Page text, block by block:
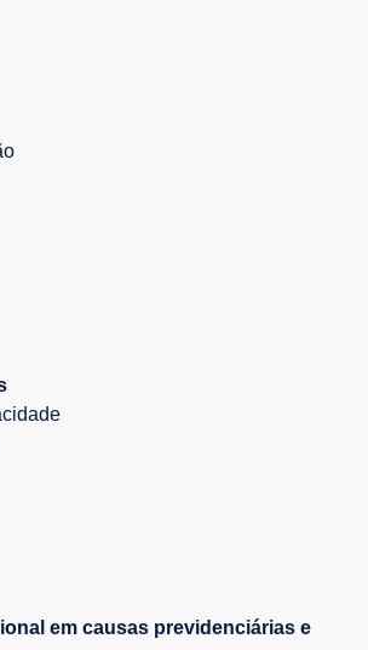
em causas previdenciárias e